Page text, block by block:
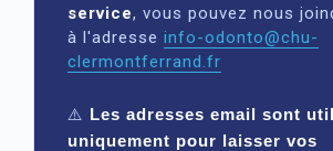
service, vous pouvez nous
à l'adresse info-odonto@chu-
clermontferrand.fr
⚠️
Les adresses email sont
uniquement pour laisser vos